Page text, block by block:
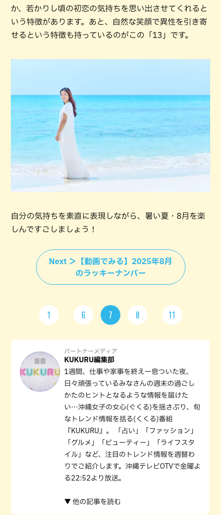
か、若かりし頃の初恋の気持ちを思い出させてくれると
いう特徴があります。あと、自然な笑顔で異性を引き寄
せるという特徴も持っているのがこの「13」です。
自分の気持ちを素直に表現しながら、暑い夏・8月を楽
しんですごしましょう！
Next ＞【動画でみる】2025年8月
のラッキーナンバー
1 6 7 8 11
パートナーメディア
KUKURU編集部
1週間、仕事や家事を終え一息ついた夜、
日々頑張っているみなさんの週末の過ごし
かたのヒントとなるような情報を届けた
い…沖縄女子の女心(ぐくる)を揺さぶり、旬
なトレンド情報を括る(くくる)番組
『KUKURU』。 「占い」「ファッション」
「グルメ」「ビューティー」「ライフスタ
イル」など、注目のトレンド情報を週替わ
りでご紹介します。沖縄テレビOTVで金曜よ
る22:52より放送。
▼ 他の記事を読む